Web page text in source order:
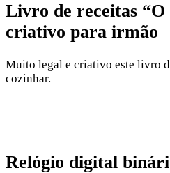
Livro de receitas
criativo para irmão
Muito legal e criativo este livro
cozinhar.
Relógio digital